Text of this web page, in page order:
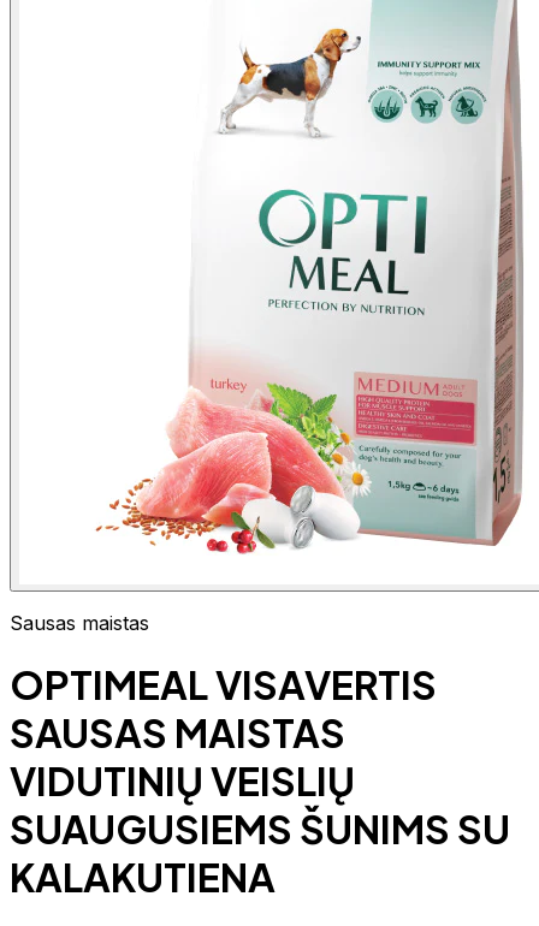
Sausas maistas
OPTIMEAL VISAVERTIS
SAUSAS MAISTAS
VIDUTINIŲ VEISLIŲ
SUAUGUSIEMS ŠUNIMS SU
KALAKUTIENA